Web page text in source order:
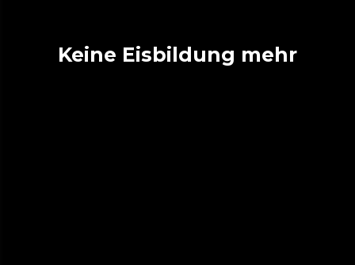
Keine Eisbildung mehr